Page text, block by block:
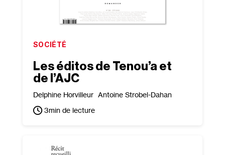
SOCIÉTÉ
Les éditos de Tenou’a et
de l’AJC
Delphine Horvilleur Antoine Strobel-Dahan
3min de lecture